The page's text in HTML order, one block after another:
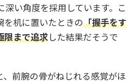
深い角度を採用しています。こ
を机に置いたときの「握手をす
限まで追求した結果だそうで
、前腕の骨がねじれる感覚がほ